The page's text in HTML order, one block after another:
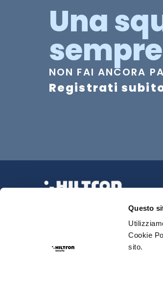
Questo
Cookie
sito.
Una
NON FAI ANCORA
Registrati
La tua Sicurezza Made in Italy